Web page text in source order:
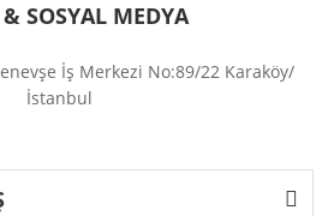
SOSYAL MEDYA
İş Merkezi No:89/22 Karaköy/
İstanbul